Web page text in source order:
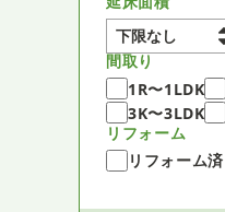
間取り
1R〜1LDK
3K〜3LDK
リフォーム
リフォーム済